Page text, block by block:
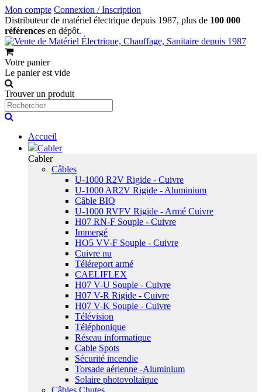
Mon compte Connexion / Inscription
Distributeur de matériel électrique depuis 1987, plus de 100 000
références en dépôt.
Votre panier
Le panier est vide
Trouver un produit
Accueil
Cabler
Cabler
Câbles
U-1000 R2V Rigide - Cuivre
U-1000 AR2V Rigide - Aluminium
Câble BIO
U-1000 RVFV Rigide - Armé Cuivre
H07 RN-F Souple - Cuivre
Immergé
HO5 VV-F Souple - Cuivre
Cuivre nu
Téléreport armé
CAELIFLEX
H07 V-U Souple - Cuivre
H07 V-R Rigide - Cuivre
H07 V-K Souple - Cuivre
Télévision
Téléphonique
Réseau informatique
Cable Spots
Sécurité incendie
Torsade aérienne -Aluminium
Solaire photovoltaïque
Câbles Chutes